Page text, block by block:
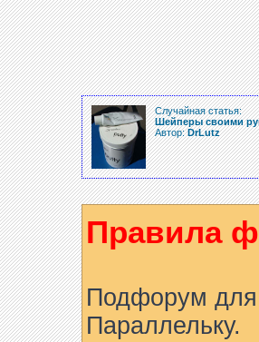
Случайная статья:
Шейперы своими
Автор:DrLutz
Правила
Подфорум для
Параллельку.